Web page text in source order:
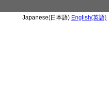
Japanese(日本語) English(英語)